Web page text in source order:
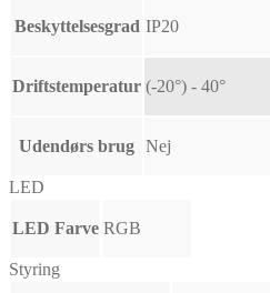
Beskyttelsesgrad IP20
Driftstemperatur (-20°) - 40°
Udendørs brug Nej
LED
LED Farve RGB
Styring